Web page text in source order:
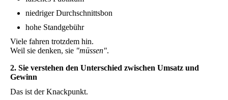
niedriger Durchschnittsbon
hohe Standgebühr
Viele fahren trotzdem hin.
Weil sie denken, sie "müssen".
2. Sie verstehen den Unterschied zwischen Umsatz und
Gewinn
Das ist der Knackpunkt.